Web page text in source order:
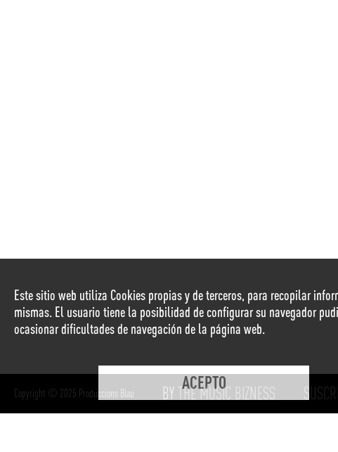
Este sitio web utiliza Cookies propias y de terceros, para recopilar
mismas. El usuario tiene la posibilidad de configurar su navegador
ocasionar dificultades de navegación de la página web.
ACEPTO
Copyright © 2025 Produccions Blau BY THE MUSIC BIZNESS